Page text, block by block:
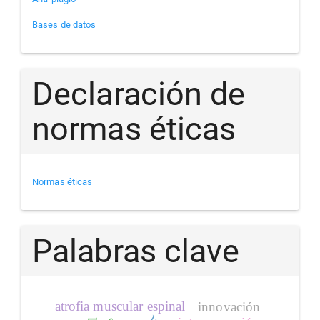
Bases de datos
Declaración de
normas éticas
Normas éticas
Palabras clave
atrofia muscular espinal innovación